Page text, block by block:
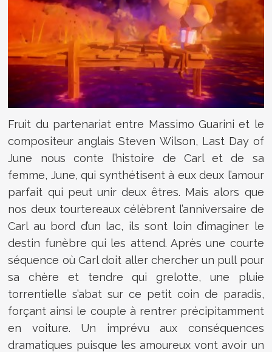
Fruit du partenariat entre Massimo Guarini et le
compositeur anglais Steven Wilson, Last Day of
June nous conte l’histoire de Carl et de sa
femme, June, qui synthétisent à eux deux l’amour
parfait qui peut unir deux êtres. Mais alors que
nos deux tourtereaux célèbrent l’anniversaire de
Carl au bord d’un lac, ils sont loin d’imaginer le
destin funèbre qui les attend. Après une courte
séquence où Carl doit aller chercher un pull pour
sa chère et tendre qui grelotte, une pluie
torrentielle s’abat sur ce petit coin de paradis,
forçant ainsi le couple à rentrer précipitamment
en voiture. Un imprévu aux conséquences
dramatiques puisque les amoureux vont avoir un